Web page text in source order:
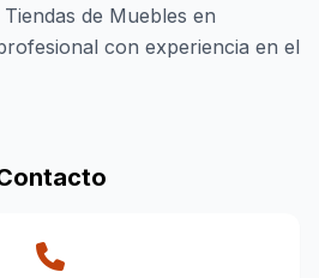
de Muebles en
con experiencia en el